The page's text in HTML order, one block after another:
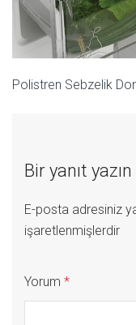
Polistren Sebzelik
Bir yanıt yazın
E-posta adresiniz
işaretlenmişlerdir
Yorum *